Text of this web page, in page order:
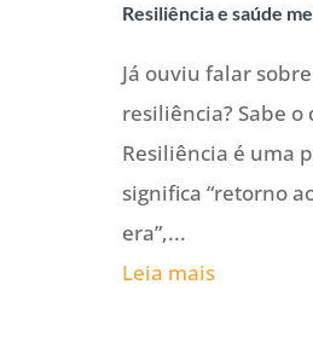
Resiliência e saúde
Já ouviu falar sobre
resiliência? Sabe o
Resiliência é uma
significa “retorno
era”,...
Leia mais